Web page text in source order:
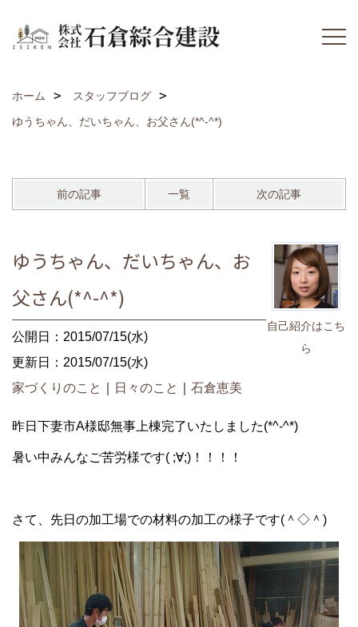
ホーム
スタッフブログ
ゆうちゃん、だいちゃん、お父さん(*^-^*)
前の記事 一覧 次の記事
自己紹介はこち
ら
ゆうちゃん、だいちゃん、お
父さん(*^-^*)
公開日：2015/07/15(水)
更新日：2015/07/15(水)
家づくりのこと
日々のこと 石倉恵美
昨日下妻市A様邸無事上棟完了いたしました(*^-^*)
暑い中みんなご苦労様です( ;∀;)！！！！
さて、先日の加工場での材料の加工の様子です(＾◇＾)